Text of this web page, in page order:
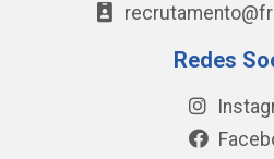
Redes